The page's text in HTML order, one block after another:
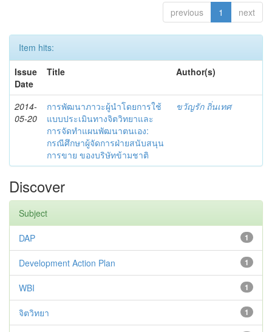
previous 1 next
Item hits:
Issue
Date
Title Author(s)
2014-
05-20
การพัฒนาภาวะผู้นำโดยการใช้
แบบประเมินทางจิตวิทยาและ
การจัดทำแผนพัฒนาตนเอง:
กรณีศึกษาผู้จัดการฝ่ายสนับสนุน
การขาย ของบริษัทข้ามชาติ
ขวัญรัก ถิ่นเทศ
Discover
Subject
1
DAP
1
Development Action Plan
1
WBI
1
จิตวิทยา